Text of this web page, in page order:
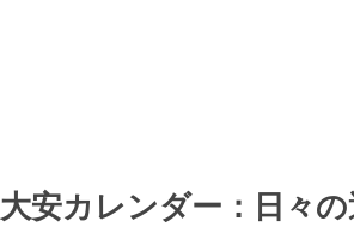
大安カレンダー：日々